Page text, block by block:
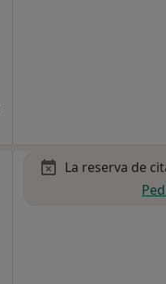
La reserva de